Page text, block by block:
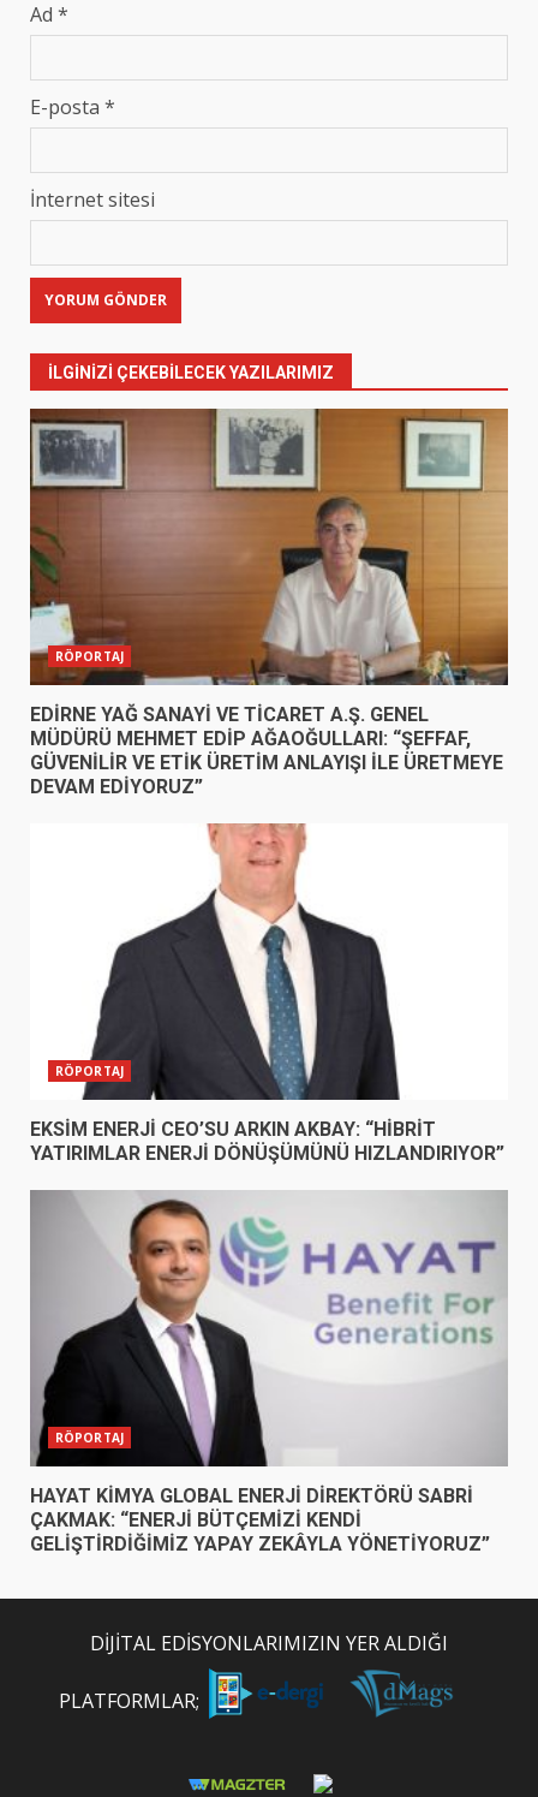
Ad *
E-posta *
İnternet sitesi
İLGINIZI ÇEKEBILECEK YAZILARIMIZ
RÖPORTAJ
EDİRNE YAĞ SANAYİ VE TİCARET A.Ş. GENEL
MÜDÜRÜ MEHMET EDİP AĞAOĞULLARI: “ŞEFFAF,
GÜVENİLİR VE ETİK ÜRETİM ANLAYIŞI İLE ÜRETMEYE
DEVAM EDİYORUZ”
RÖPORTAJ
EKSİM ENERJİ CEO’SU ARKIN AKBAY: “HİBRİT
YATIRIMLAR ENERJİ DÖNÜŞÜMÜNÜ HIZLANDIRIYOR”
RÖPORTAJ
HAYAT KİMYA GLOBAL ENERJİ DİREKTÖRÜ SABRİ
ÇAKMAK: “ENERJİ BÜTÇEMİZİ KENDİ
GELİŞTİRDİĞİMİZ YAPAY ZEKÂYLA YÖNETİYORUZ”
DİJİTAL EDİSYONLARIMIZIN YER ALDIĞI
PLATFORMLAR;